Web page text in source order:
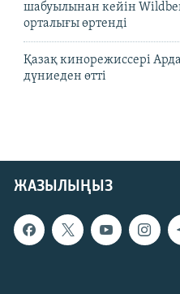
шабуылынан кейін
орталығы өртенді
Қазақ кинорежиссері
дүниеден өтті
ЖАЗЫЛЫҢЫЗ